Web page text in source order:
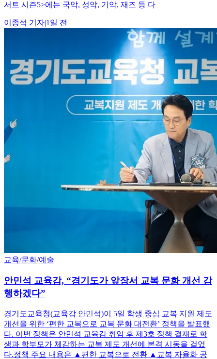
서트 시즌5>에는 국악, 성악, 기악, 재즈 등 다
이종석 기자|1일 전
교육/문화/예술
안민석 교육감, “경기도가 앞장서 교복 문화 개선 감
행하겠다”
경기도교육청(교육감 안민석)이 5일 학생 중심 교복 지원 제도
개선을 위한 ‘편한 교복으로 교복 문화 대전환’ 정책을 발표했
다. 이번 정책은 안민석 교육감 취임 후 제3호 정책 결재로 학
생과 학부모가 체감하는 교복 제도 개선에 본격 시동을 걸었
다.정책 주요 내용은 ▲편한 교복으로 전환 ▲교복 자율화 공